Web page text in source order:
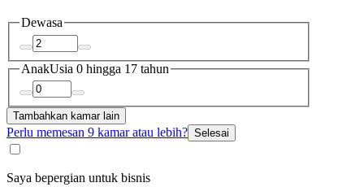
Dewasa
AnakUsia 0 hingga 17 tahun
Tambahkan kamar lain
Perlu memesan 9 kamar atau lebih? Selesai
Saya bepergian untuk bisnis